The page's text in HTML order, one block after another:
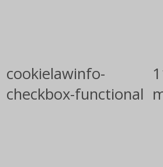
cookielawinfo-
checkbox-functional